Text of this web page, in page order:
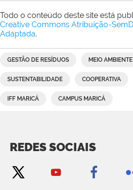
Todo o conteúdo deste site está
Creative Commons Atribuição-
Adaptada.
GESTÃO DE RESÍDUOS MEIO AMBIENTE
SUSTENTABILIDADE COOPERATIVA
IFF MARICÁ CAMPUS MARICÁ
REDES SOCIAIS